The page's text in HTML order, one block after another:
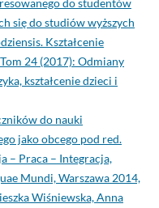
się do studiów wyższych
Kształcenie
24 (2017): Odmiany
kształcenie dzieci i
do nauki
jako obcego pod red.
– Praca – Integracja,
Mundi, Warszawa 2014,
Wiśniewska, Anna